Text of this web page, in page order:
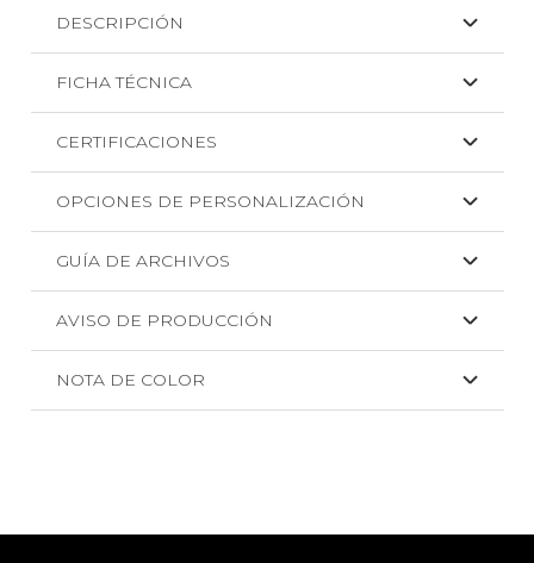
DESCRIPCIÓN
FICHA TÉCNICA
CERTIFICACIONES
OPCIONES DE PERSONALIZACIÓN
GUÍA DE ARCHIVOS
AVISO DE PRODUCCIÓN
NOTA DE COLOR